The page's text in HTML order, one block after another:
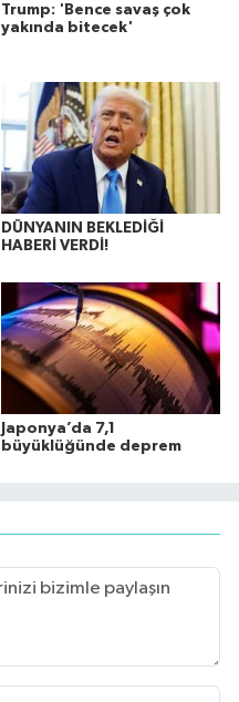
Trump: 'Bence savaş çok
yakında bitecek'
DÜNYANIN BEKLEDİĞİ
HABERİ VERDİ!
Japonya’da 7,1
büyüklüğünde deprem